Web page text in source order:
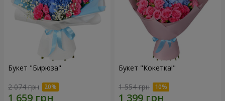
Букет "Бирюза"
2 074 грн
Букет "Кокетка!"
1 554 грн